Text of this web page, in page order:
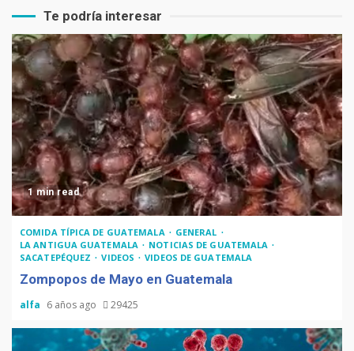
Te podría interesar
1 min read
COMIDA TÍPICA DE GUATEMALA
GENERAL
LA ANTIGUA GUATEMALA
NOTICIAS DE GUATEMALA
SACATEPÉQUEZ
VIDEOS VIDEOS DE GUATEMALA
Zompopos de Mayo en Guatemala
alfa 6 años ago 29425